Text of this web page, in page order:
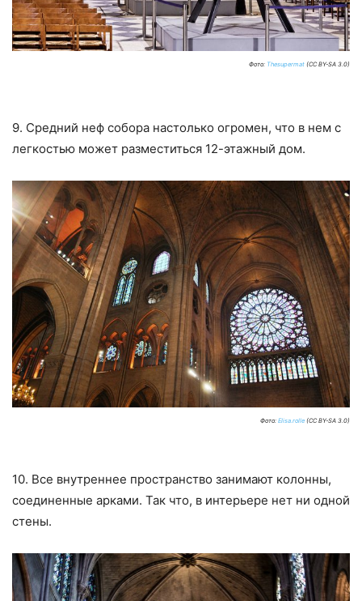
Фото: Thesupermat (CC BY-SA 3.0)
9. Средний неф собора настолько огромен, что в нем с
легкостью может разместиться 12-этажный дом.
Фото: Elisa.rolle (CC BY-SA 3.0)
10. Все внутреннее пространство занимают колонны,
соединенные арками. Так что, в интерьере нет ни одной
стены.